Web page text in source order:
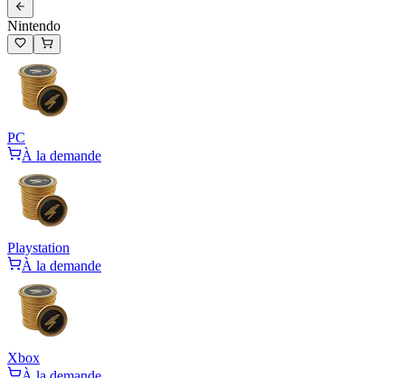
Nintendo
PC
À la demande
Playstation
À la demande
Xbox